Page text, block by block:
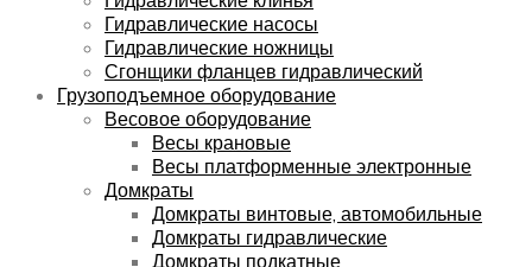
Гидравлические насосы
Гидравлические ножницы
Сгонщики фланцев гидравлический
Грузоподъемное оборудование
Весовое оборудование
Весы крановые
Весы платформенные электронные
Домкраты
Домкраты винтовые, автомобильные
Домкраты гидравлические
Домкраты подкатные